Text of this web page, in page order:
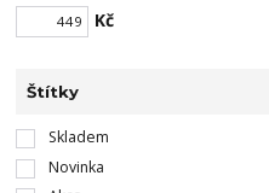
Kč
Štítky
Skladem
Novinka